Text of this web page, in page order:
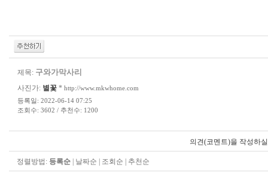
제목: 구와가막사리
사진가: 별꽃 * http://www.mkwhome.com
등록일: 2022-06-14 07:25
조회수: 3602 / 추천수: 1200
의견(코멘트)을 작성하
정렬방법: 등록순 날짜순 조회순 추천순